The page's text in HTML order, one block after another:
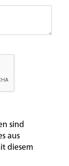
sind
aus
diesem